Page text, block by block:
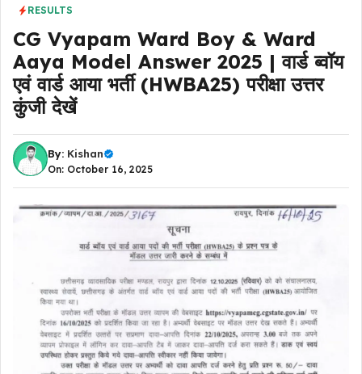
RESULTS
CG Vyapam Ward Boy & Ward
Aaya Model Answer 2025 | वार्ड ब्वॉय
एवं वार्ड आया भर्ती (HWBA25) परीक्षा उत्तर
कुंजी देखें
By: Kishan
On: October 16, 2025